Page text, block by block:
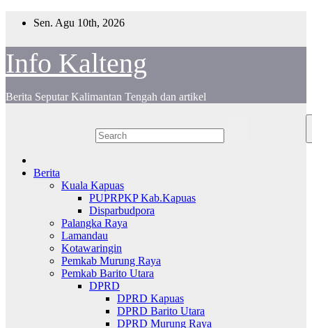
Sen. Agu 10th, 2026
Info Kalteng
Berita Seputar Kalimantan Tengah dan artikel
Berita
Kuala Kapuas
PUPRPKP Kab.Kapuas
Disparbudpora
Palangka Raya
Lamandau
Kotawaringin
Pemkab Murung Raya
Pemkab Barito Utara
DPRD
DPRD Kapuas
DPRD Barito Utara
DPRD Murung Raya